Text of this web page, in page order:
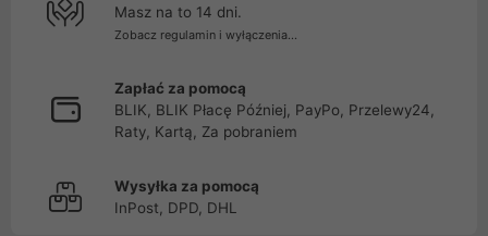
Masz na to 14 dni.
Zobacz regulamin i wyłączenia...
Zapłać za pomocą
BLIK, BLIK Płacę Później, PayPo, Przelewy24,
Raty, Kartą, Za pobraniem
Wysyłka za pomocą
InPost, DPD, DHL